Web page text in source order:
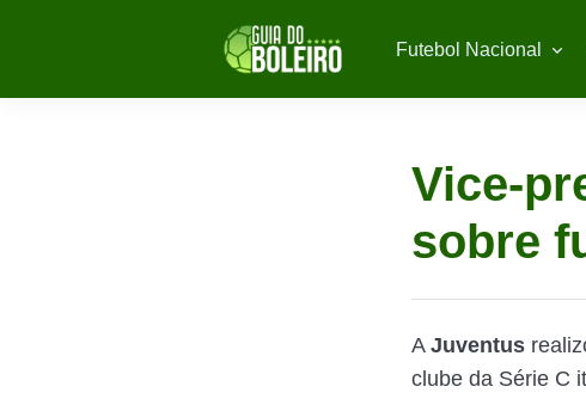
Futebol Nacional
Vice-
sobre
A Juventus
clube da Série C